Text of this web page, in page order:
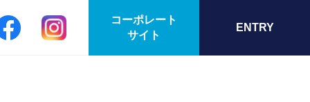
コーポレート
サイト
ENTRY